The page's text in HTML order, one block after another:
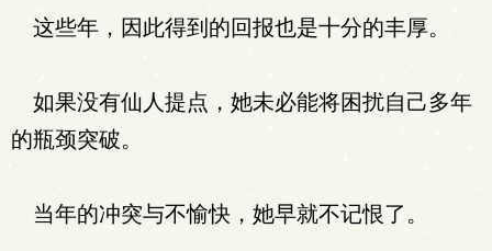
这些年，因此得到的回报也是十分的丰厚。
如果没有仙人提点，她未必能将困扰自己多年
的瓶颈突破。
当年的冲突与不愉快，她早就不记恨了。